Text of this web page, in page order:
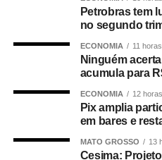
federal José Medeiros (PL),
Senado. O acordo entre PL,
direção nacional do Partido
Valdemar Costa Neto.
O presidente estadual do PL,
que a legenda aprovou a
para a vaga de vice-
Chapas proporcionais
Petrobras tem
no segundo
ECONOMIA 11
Ninguém
acumula para
ECONOMIA 12
Pix amplia
em bares e
MATO GROSSO 13
Cesima: